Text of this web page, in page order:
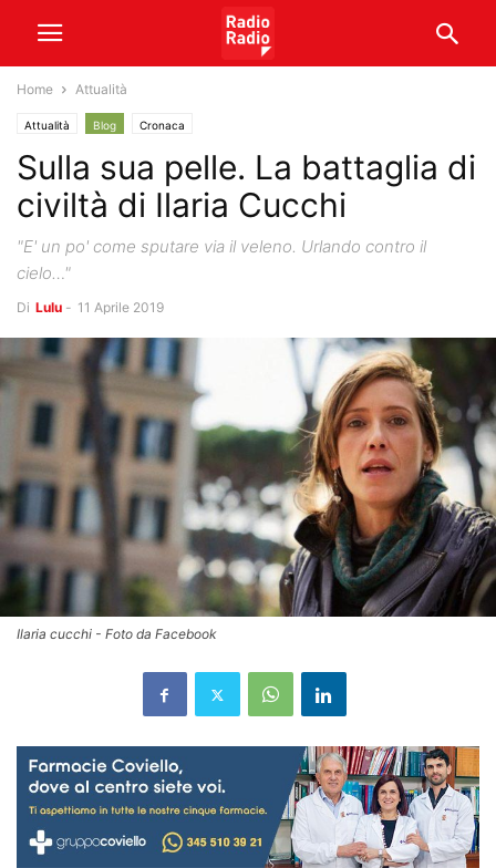
Home Attualità
Attualità Blog Cronaca
Sulla sua pelle. La battaglia di
civiltà di Ilaria Cucchi
"E' un po' come sputare via il veleno. Urlando contro il
cielo…"
Di Lulu - 11 Aprile 2019
Ilaria cucchi - Foto da Facebook